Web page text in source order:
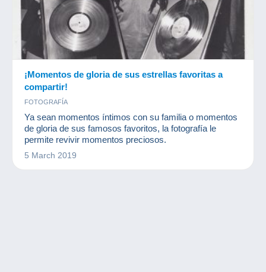
¡Momentos de gloria de sus estrellas favoritas a
compartir!
FOTOGRAFÍA
Ya sean momentos íntimos con su familia o momentos
de gloria de sus famosos favoritos, la fotografía le
permite revivir momentos preciosos.
5 March 2019